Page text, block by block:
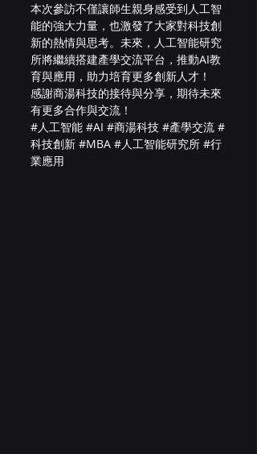
本次參訪不僅讓師生親身感受到人工智
能的強大力量，也激發了大家對科技創
新的熱情與思考。未來，人工智能研究
所將繼續搭建產學交流平台，推動AI教
育與應用，助力培育更多創新人才！
感謝商湯科技的接待與分享，期待未來
有更多合作與交流！
#人工智能 #AI #商湯科技 #產學交流 #
科技創新 #MBA #人工智能研究所 #行
業應用